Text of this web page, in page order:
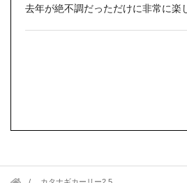
去年が絶不調だっただけに非常に楽